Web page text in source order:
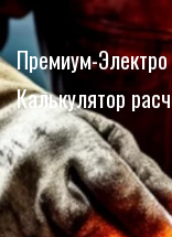
Премиум-Электро
Калькулятор